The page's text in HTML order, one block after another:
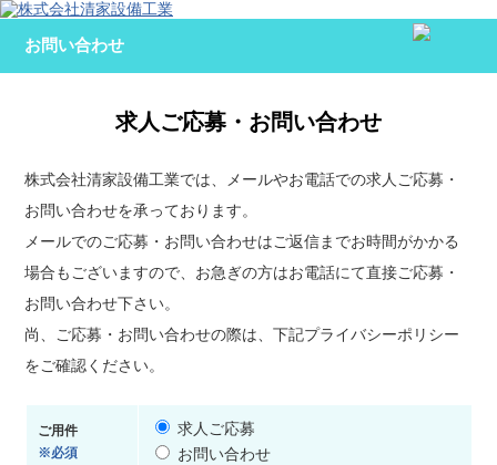
お問い合わせ
求人ご応募・お問い合わせ
株式会社清家設備工業では、メールやお電話での求人ご応募・
お問い合わせを承っております。
メールでのご応募・お問い合わせはご返信までお時間がかかる
場合もございますので、お急ぎの方はお電話にて直接ご応募・
お問い合わせ下さい。
尚、ご応募・お問い合わせの際は、下記プライバシーポリシー
をご確認ください。
ご用件
※必須
求人ご応募
お問い合わせ